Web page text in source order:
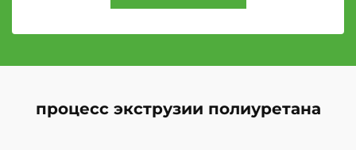
процесс экструзии полиуретана